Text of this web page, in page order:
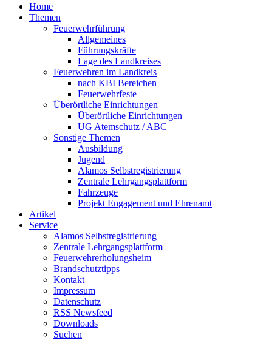
Home
Themen
Feuerwehrführung
Allgemeines
Führungskräfte
Lage des Landkreises
Feuerwehren im Landkreis
nach KBI Bereichen
Feuerwehrfeste
Überörtliche Einrichtungen
Überörtliche Einrichtungen
UG Atemschutz / ABC
Sonstige Themen
Ausbildung
Jugend
Alamos Selbstregistrierung
Zentrale Lehrgangsplattform
Fahrzeuge
Projekt Engagement und Ehrenamt
Artikel
Service
Alamos Selbstregistrierung
Zentrale Lehrgangsplattform
Feuerwehrerholungsheim
Brandschutztipps
Kontakt
Impressum
Datenschutz
RSS Newsfeed
Downloads
Suchen